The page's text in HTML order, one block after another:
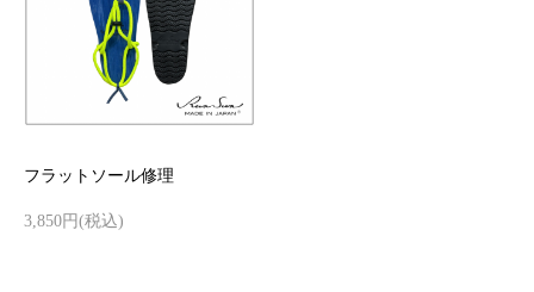
フラットソール修理
3,850円(税込)